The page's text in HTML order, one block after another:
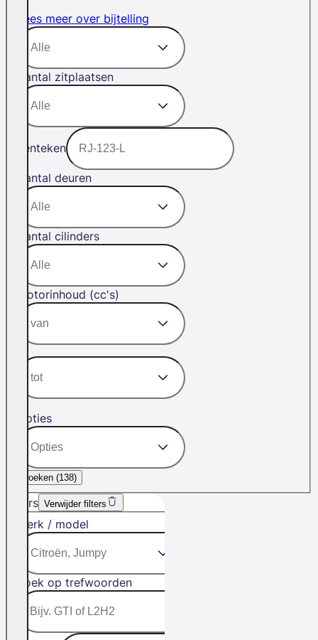
Lees meer over bijtelling
Aantal zitplaatsen
Kenteken
Aantal deuren
Aantal cilinders
Motorinhoud (cc's)
Opties
Zoeken (138)
Filters Verwijder filters
Merk / model
Zoek op trefwoorden